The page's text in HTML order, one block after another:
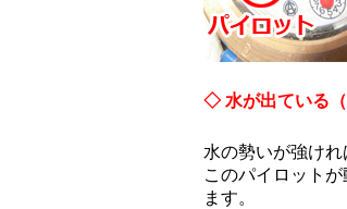
◇ 水が出ている（
水の勢いが強け
このパイロット
ます。